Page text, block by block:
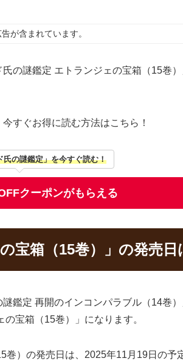
が含まれています。
の謎鑑定 エトランジェの宝箱（15巻
すぐお得に読む方法はこちら！
氏の謎鑑定」を今すぐ読む！
クーポンがもらえる
宝箱（15巻）」の発売日
鑑定 再開のインコンパラブル（14巻
宝箱（15巻）」になります。
）の発売日は、2025年11月19日の予